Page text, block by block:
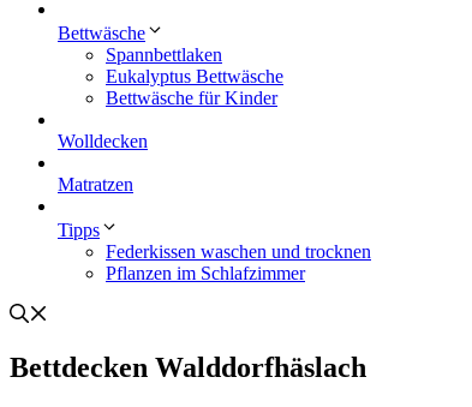
Bettwäsche
Spannbettlaken
Eukalyptus Bettwäsche
Bettwäsche für Kinder
Wolldecken
Matratzen
Tipps
Federkissen waschen und trocknen
Pflanzen im Schlafzimmer
Bettdecken Walddorfhäslach